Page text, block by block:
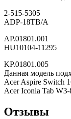
2-515-5305
ADP-18TB/A
AP.01801.001
HU10104-11295
KP.01801.005
Данная модель
Acer Aspire Switch
Acer Iconia Tab W3-
Отзывы